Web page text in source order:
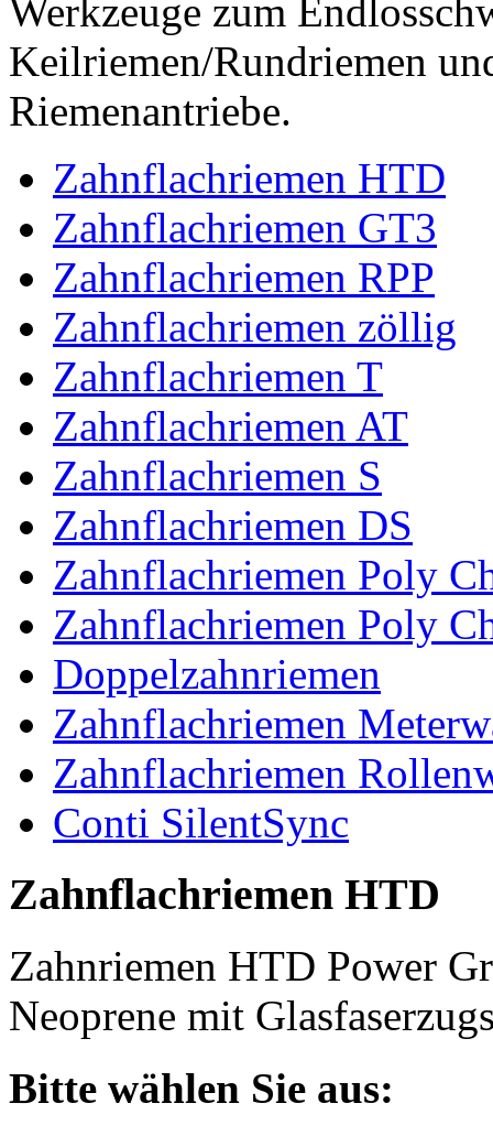
Werkzeuge zum
Keilriemen/Rundriemen
Riemenantriebe.
Zahnflachriemen HTD
Zahnflachriemen GT3
Zahnflachriemen RPP
Zahnflachriemen zöllig
Zahnflachriemen T
Zahnflachriemen AT
Zahnflachriemen S
Zahnflachriemen DS
Zahnflachriemen Poly
Zahnflachriemen Poly
Doppelzahnriemen
Zahnflachriemen
Zahnflachriemen
Conti SilentSync
Zahnflachriemen HTD
Zahnriemen HTD Power
Neoprene mit
Bitte wählen Sie aus: